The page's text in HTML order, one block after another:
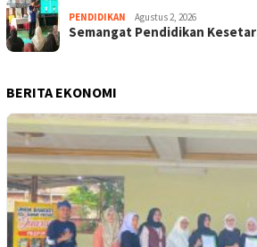
PENDIDIKAN Agustus 2, 2026
Semangat Pendidikan
BERITA EKONOMI